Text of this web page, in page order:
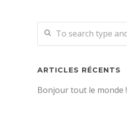
ARTICLES RÉCENTS
Bonjour tout le monde !